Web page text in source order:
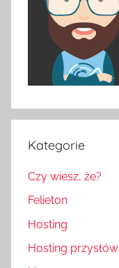
Kategorie
Czy wiesz, że?
Felieton
Hosting
Hosting przysłów